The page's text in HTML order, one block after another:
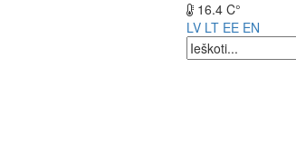
16.4 C°
LV LT EE EN